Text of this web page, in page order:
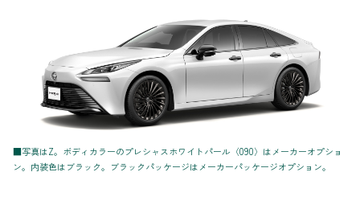
■写真はZ。ボディカラーのプレシャスホワイトパール〈090〉はメーカーオプショ
ン。内装色はブラック。ブラックパッケージはメーカーパッケージオプション。